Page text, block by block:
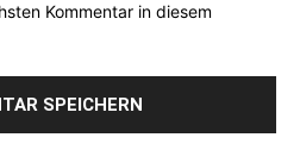
Kommentar in diesem